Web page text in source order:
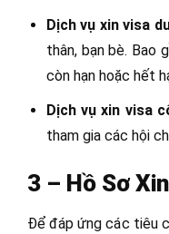
Dịch vụ xin visa
thân, bạn bè. Bao
còn hạn hoặc hết
Dịch vụ xin visa
tham gia các hội
3 – Hồ Sơ
Để đáp ứng các tiêu